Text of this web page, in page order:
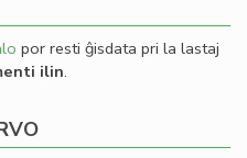
por resti ĝisdata pri la lastaj
ilin.